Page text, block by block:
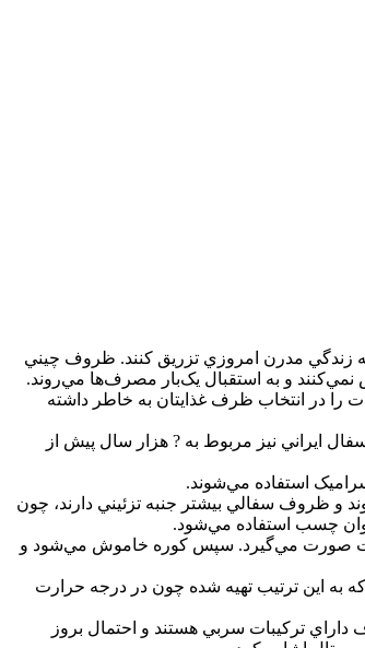
زندگي مدرن امروزي تزريق کنند. ظروف چيني
و به استقبال يک‌بار مصرف‌ها مي‌روند.
را در انتخاب ظرف غذايتان به خاطر داشته
ايراني نيز مربوط به ? هزار سال پيش از
استفاده مي‌شوند.
ظروف سفالي بيشتر جنبه تزئيني دارند، چون
چسب استفاده مي‌شود.
صورت مي‌گيرد. سپس کوره خاموش مي‌شود و
به اين ترتيب تهيه شده چون در درجه حرارت
ترکيبات سربي هستند و احتمال بروز